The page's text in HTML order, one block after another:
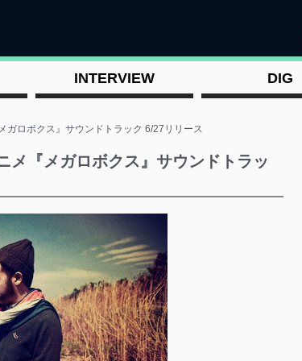
INTERVIEW DIG
ロボクス』サウンドトラック 6/27リリース
『メガロボクス』サウンドトラッ